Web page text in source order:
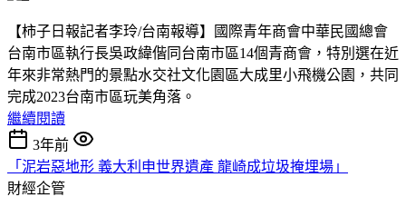
【柿子日報記者李玲/台南報導】國際青年商會中華民國總會
台南市區執行長吳政緯偕同台南市區14個青商會，特別選在近
年來非常熱門的景點水交社文化園區大成里小飛機公園，共同
完成2023台南市區玩美角落。
繼續閱讀
3年前
「泥岩惡地形 義大利申世界遺產 龍崎成垃圾掩埋場」
財經企管